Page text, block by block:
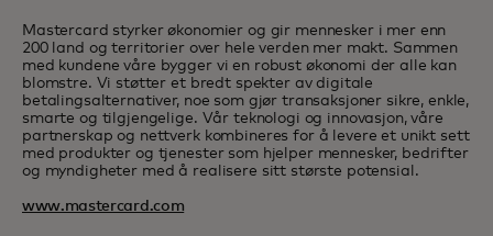
Mastercard styrker økonomier og gir mennesker i mer enn
200 land og territorier over hele verden mer makt. Sammen
med kundene våre bygger vi en robust økonomi der alle kan
blomstre. Vi støtter et bredt spekter av digitale
betalingsalternativer, noe som gjør transaksjoner sikre, enkle,
smarte og tilgjengelige. Vår teknologi og innovasjon, våre
partnerskap og nettverk kombineres for å levere et unikt sett
med produkter og tjenester som hjelper mennesker, bedrifter
og myndigheter med å realisere sitt største potensial.
www.mastercard.com